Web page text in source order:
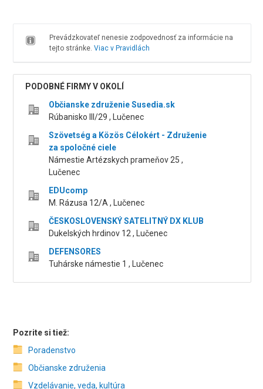
Prevádzkovateľ nenesie zodpovednosť za informácie na
tejto stránke. Viac v Pravidlách
PODOBNÉ FIRMY V OKOLÍ
Občianske združenie Susedia.sk
Rúbanisko III/29 , Lučenec
Szövetség a Közös Célokért - Združenie
za spoločné ciele
Námestie Artézskych prameňov 25 ,
Lučenec
EDUcomp
M. Rázusa 12/A , Lučenec
ČESKOSLOVENSKÝ SATELITNÝ DX KLUB
Dukelských hrdinov 12 , Lučenec
DEFENSORES
Tuhárske námestie 1 , Lučenec
Pozrite si tiež:
Poradenstvo
Občianske združenia
Vzdelávanie, veda, kultúra